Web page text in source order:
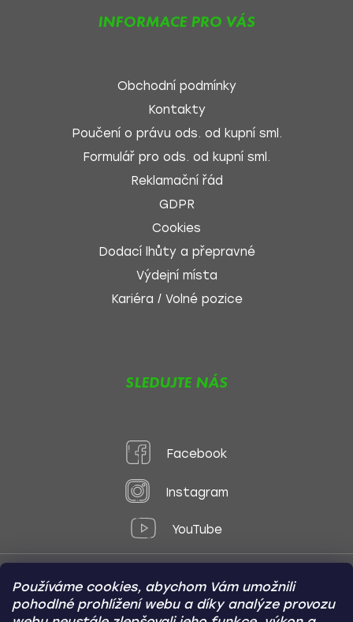
Používáme cookies, abychom Vám umožnili
pohodlné prohlížení webu a díky analýze provozu
INFORMACE PRO VÁS
Obchodní podmínky
Kontakty
Poučení o právu ods. od kupní sml.
Formulář pro ods. od kupní sml.
Reklamační řád
GDPR
Cookies
Dodací lhůty a přepravné
Výdejní místa
Kariéra / Volné pozice
SLEDUJTE NÁS
Facebook
Instagram
YouTube
Způsoby platby:
Online
Převod Dobírka